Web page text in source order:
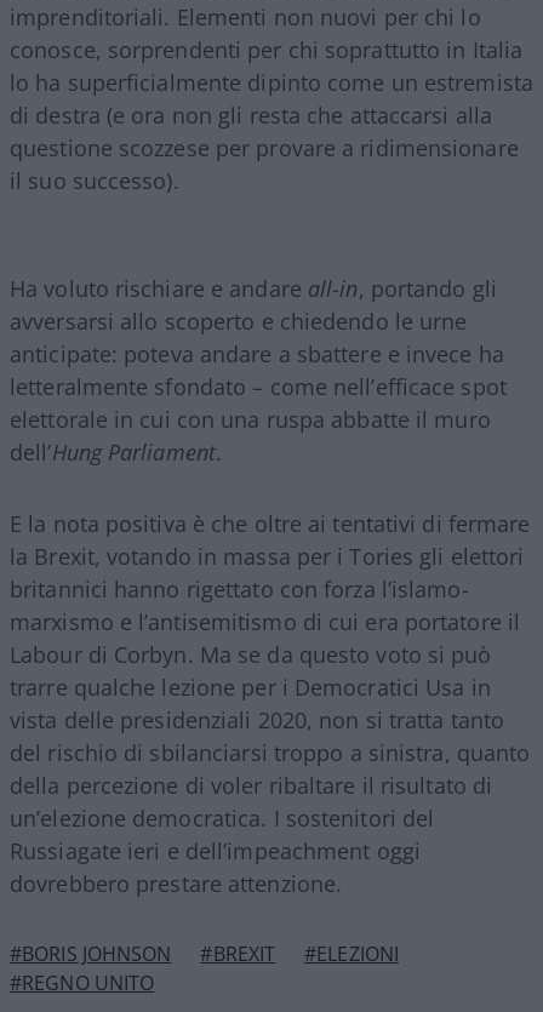
imprenditoriali. Elementi non nuovi per chi lo
conosce, sorprendenti per chi soprattutto in Italia
lo ha superficialmente dipinto come un estremista
di destra (e ora non gli resta che attaccarsi alla
questione scozzese per provare a ridimensionare
il suo successo).
Ha voluto rischiare e andare all-in, portando gli
avversarsi allo scoperto e chiedendo le urne
anticipate: poteva andare a sbattere e invece ha
letteralmente sfondato – come nell’efficace spot
elettorale in cui con una ruspa abbatte il muro
dell’Hung Parliament.
E la nota positiva è che oltre ai tentativi di fermare
la Brexit, votando in massa per i Tories gli elettori
britannici hanno rigettato con forza l’islamo-
marxismo e l’antisemitismo di cui era portatore il
Labour di Corbyn. Ma se da questo voto si può
trarre qualche lezione per i Democratici Usa in
vista delle presidenziali 2020, non si tratta tanto
del rischio di sbilanciarsi troppo a sinistra, quanto
della percezione di voler ribaltare il risultato di
un’elezione democratica. I sostenitori del
Russiagate ieri e dell’impeachment oggi
dovrebbero prestare attenzione.
#BORIS JOHNSON #BREXIT
#ELEZIONI
#REGNO UNITO